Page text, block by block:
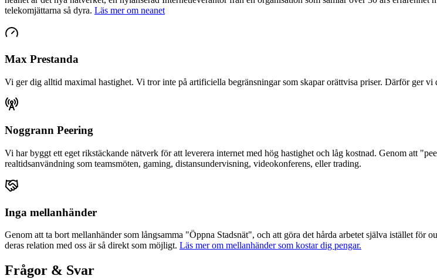
telekomjättarna så dyra. Läs mer om neanet
Max Prestanda
Vi ger dig alltid maximal hastighet. Vi tror inte på artificiella begränsningar som skapar orättvisa priser. Därför ger vi
Noggrann Peering
Vi har byggt ett eget rikstäckande nätverk för att leverera internet med hög hastighet och låg kostnad. Genom att
realtidsanvändning som teamsmöten, gaming, distansundervisning, videokonferens, eller trading.
Inga mellanhänder
Genom att ta bort mellanhänder som långsamma "Öppna Stadsnät", och att göra det hårda arbetet själva istället
deras relation med oss är så direkt som möjligt. Läs mer om mellanhänder som kostar dig pengar.
Frågor & Svar